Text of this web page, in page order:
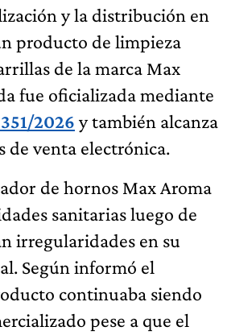
y la distribución en
producto de limpieza
de la marca Max
fue oficializada mediante
2026 y también alcanza
de venta electrónica.
de hornos Max Aroma
sanitarias luego de
irregularidades en su
Según informó el
continuaba siendo
pese a que el